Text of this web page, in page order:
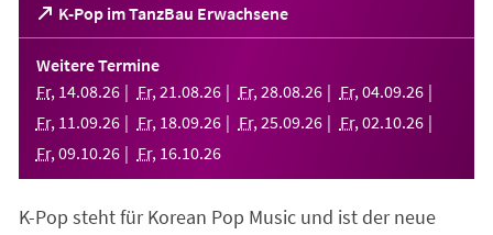
K-Pop im TanzBau Erwachsene
(Öffnet
in
einem
neuen
Tab)
Weitere Termine
Fr, 14.08.26 Fr, 21 .08.26 Fr, 28.08.26 Fr, 04.09.26
Fr, 11 .09.26 Fr, 18.09.26 Fr, 25.09.26 Fr, 02.10.26
Fr, 09.10.26 Fr, 16.10.26
K-Pop steht für Korean Pop Music und ist der neue